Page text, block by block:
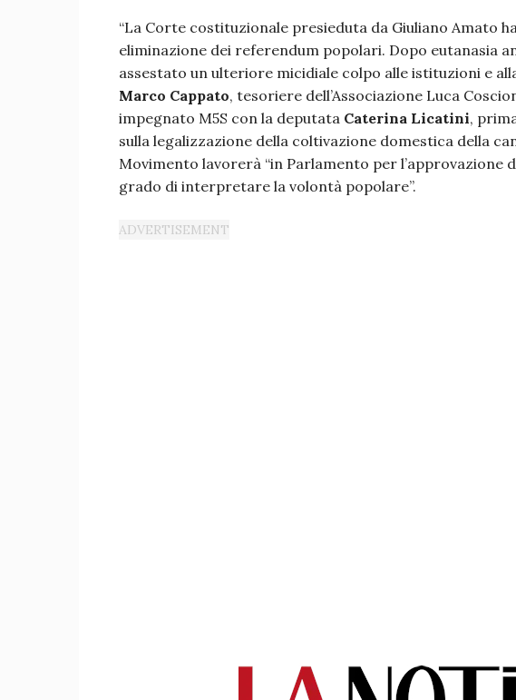
“La Corte costituzionale presieduta da Giuliano Amato
eliminazione dei referendum popolari. Dopo eutanasia
assestato un ulteriore micidiale colpo alle istituzioni e
Marco Cappato, tesoriere dell’Associazione Luca
impegnato M5S con la deputata Caterina Licatini,
sulla legalizzazione della coltivazione domestica della
Movimento lavorerà “in Parlamento per l’approvazione
grado di interpretare la volontà popolare”.